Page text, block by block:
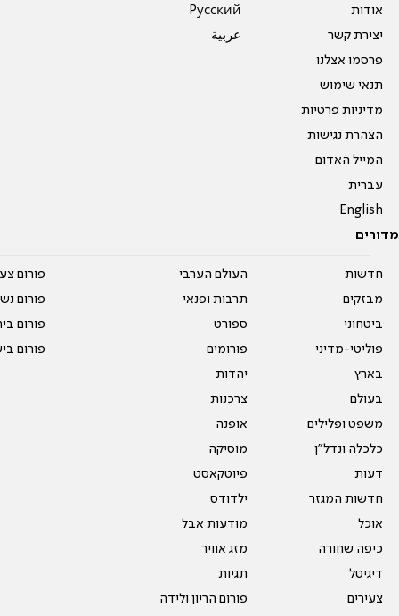
אודות
יצירת קשר
פרסמו אצלנו
תנאי שימוש
מדיניות פרטיות
הצהרת נגישות
המייל האדום
עברית
English
Pусский
عربية
מדורים
חדשות
מבזקים
ביטחוני
פוליטי-מדיני
בארץ
בעולם
משפט ופלילים
כלכלה ונדל"ן
דעות
חדשות המגזר
אוכל
כיפה שחורה
דיגיטל
צעירים
העולם הערבי
תרבות ופנאי
ספורט
פורומים
יהדות
צרכנות
אופנה
מוסיקה
פיוטקאסט
ילדודס
מודעות אבל
מזג אוויר
תגיות
פורום הריון ולידה
פורום
פורום
פורום
פורום